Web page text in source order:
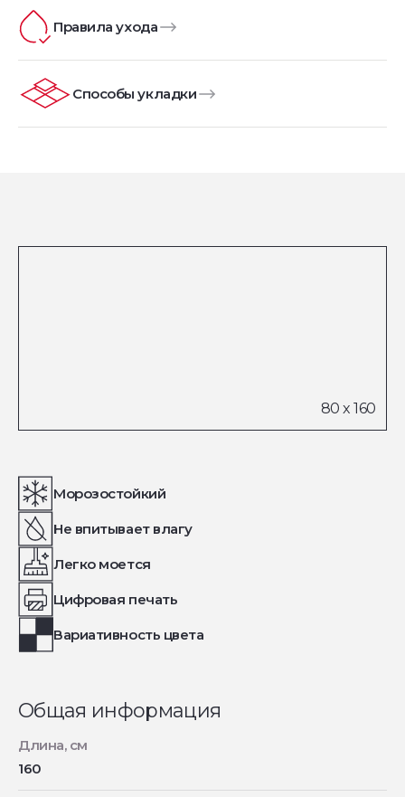
Правила ухода
Способы укладки
Морозостойкий
Не впитывает влагу
Легко моется
Цифровая печать
Вариативность цвета
Общая информация
Длина, см
160